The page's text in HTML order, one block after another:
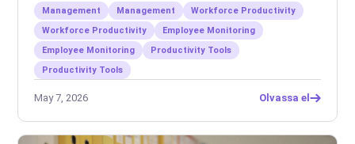
Management Management
Workforce Productivity
Workforce Productivity
Employee Monitoring
Employee Monitoring
Productivity Tools
Productivity Tools
May 7, 2026 Olvassa el